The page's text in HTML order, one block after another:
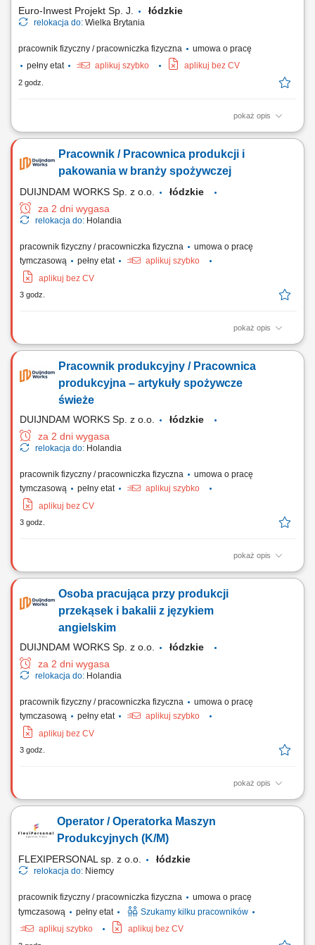
Euro-Inwest Projekt Sp. J. łódzkie
relokacja do: Wielka Brytania
pracownik fizyczny / pracowniczka fizyczna
umowa o pracę
pełny etat
aplikuj szybko aplikuj bez CV
2 godz.
pokaż opis
Budowa i montaż tras kablowych. Montaż linii kablowych. Montaż
urządzeń sterowania i oświetlenia. Montaż rozdzielnic i szaf
sterowniczych.
Pracownik / Pracownica produkcji i
pakowania w branży spożywczej
DUIJNDAM WORKS Sp. z o.o.
łódzkie
za 2 dni wygasa
relokacja do: Holandia
pracownik fizyczny / pracowniczka fizyczna
umowa o pracę
tymczasową
pełny etat
aplikuj szybko
aplikuj bez CV
3 godz.
pokaż opis
Zadania Prace produkcyjne, pakowanie i naklejanie etykiet na gotowe
Weryfikacja standardów jakościowych gotowych wyrobów;
Utrzymywanie porządku w miejscu wykonywania obowiązków;
Pracownik produkcyjny / Pracownica
produkcyjna – artykuły spożywcze
świeże
DUIJNDAM WORKS Sp. z o.o.
łódzkie
za 2 dni wygasa
relokacja do: Holandia
pracownik fizyczny / pracowniczka fizyczna
umowa o pracę
tymczasową
pełny etat
aplikuj szybko
aplikuj bez CV
3 godz.
pokaż opis
Zadania Ocena jakościowa dostarczanych warzyw i owoców oraz ich
opakowaniach docelowych; Prace magazynowe związane z
układaniem palet oraz pojemników z towarem; Współpraca w zespole
przy realizowaniu dziennych planów wysyłkowych;
Osoba pracująca przy produkcji
przekąsek i bakalii z językiem
angielskim
DUIJNDAM WORKS Sp. z o.o.
łódzkie
za 2 dni wygasa
relokacja do: Holandia
pracownik fizyczny / pracowniczka fizyczna
umowa o pracę
tymczasową
pełny etat
aplikuj szybko
aplikuj bez CV
3 godz.
pokaż opis
Zadania Rozpakowywanie kartonów oraz przygotowywanie przekąsek i
konfekcjonowanie miksów orzechowych i słodkich produktów;
Znakowanie paczek etykietami oraz przygotowanie towaru do wysyłki
Operator / Operatorka Maszyn
Produkcyjnych (K/M)
FLEXIPERSONAL sp. z o.o. łódzkie
relokacja do: Niemcy
pracownik fizyczny / pracowniczka fizyczna
umowa o pracę
tymczasową
pełny etat
Szukamy kilku pracowników
aplikuj szybko
aplikuj bez CV